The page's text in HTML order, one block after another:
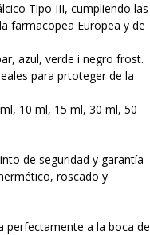
Tipo III, cumpliendo las
farmacopea Europea y de
azul, verde i negro frost.
para prtoteger de la
10 ml, 15 ml, 30 ml, 50
de seguridad y garantía
roscado y
perfectamente a la boca de